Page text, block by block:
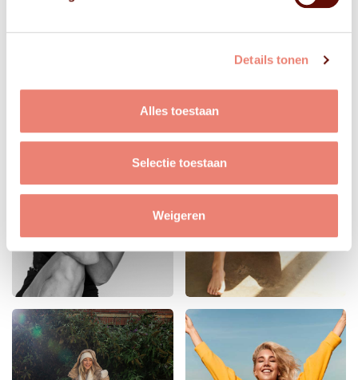
Details tonen
Alles toestaan
Selectie toestaan
Weigeren